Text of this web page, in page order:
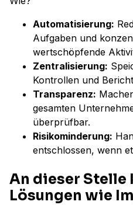
Automatisierung:
Aufgaben und
wertschöpfende
Zentralisierung:
Kontrollen und
Transparenz:
gesamten
überprüfbar.
Risikominderung:
entschlossen, wenn
An dieser Stelle
Lösungen wie